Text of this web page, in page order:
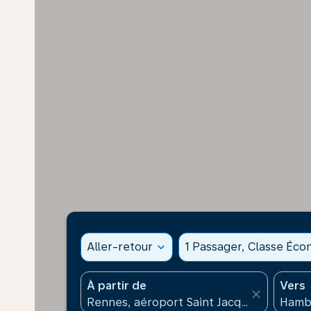
Aller-retour expand_more 1 Passager, Classe
À partir de
close
Vers